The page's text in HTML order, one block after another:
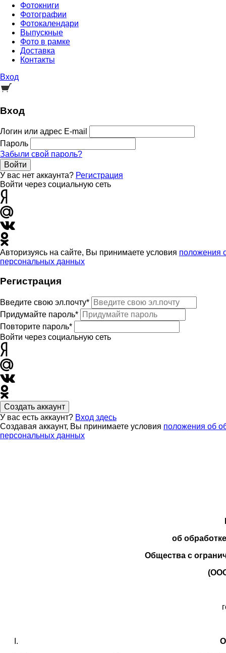
Фотокниги
Фотографии
Фотокалендари
Выпускные
Фото в рамке
Доставка
Контакты
Вход
Вход
Логин или адрес E-mail
Пароль
Забыли свой пароль?
Войти
У вас нет аккаунта? Регистрация
Войти через социальную сеть
Авторизуясь на сайте, Вы принимаете условия положения
персональных данных
Регистрация
Введите свою эл.почту*
Придумайте пароль*
Повторите пароль*
Войти через социальную сеть
Создать аккаунт
У вас есть аккаунт? Вход здесь
Создавая аккаунт, Вы принимаете условия положения об
персональных данных
об
Общества с